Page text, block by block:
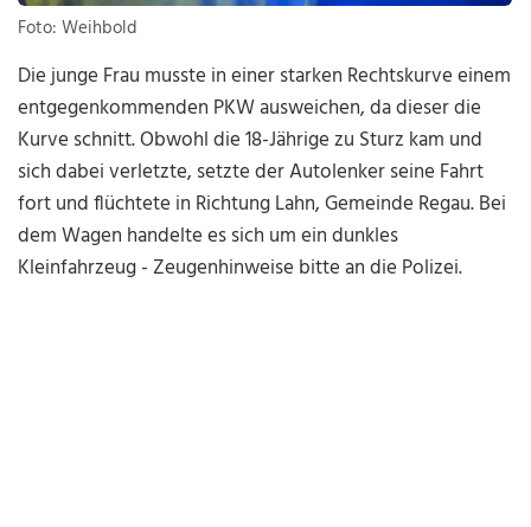
Foto: Weihbold
Die junge Frau musste in einer starken Rechtskurve einem
entgegenkommenden PKW ausweichen, da dieser die
Kurve schnitt. Obwohl die 18-Jährige zu Sturz kam und
sich dabei verletzte, setzte der Autolenker seine Fahrt
fort und flüchtete in Richtung Lahn, Gemeinde Regau. Bei
dem Wagen handelte es sich um ein dunkles
Kleinfahrzeug - Zeugenhinweise bitte an die Polizei.